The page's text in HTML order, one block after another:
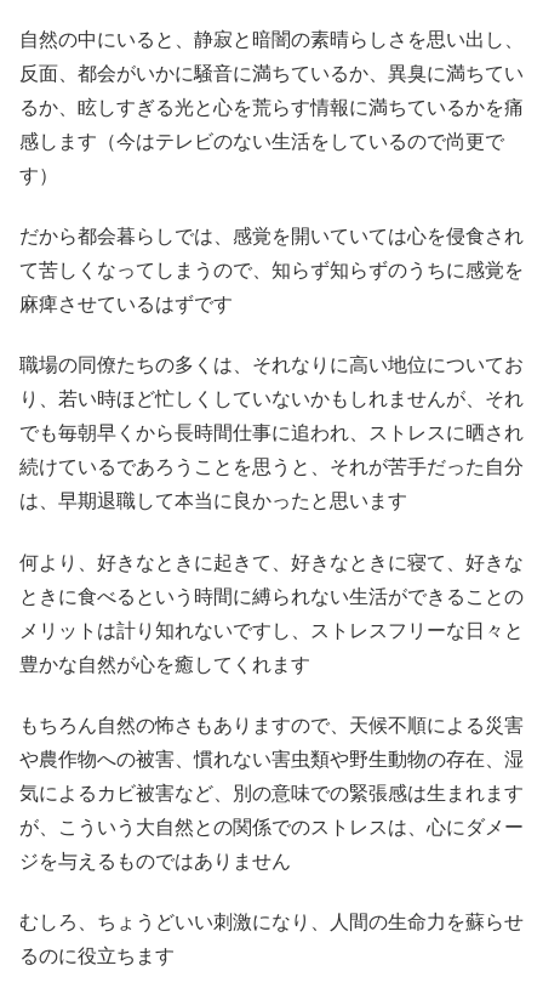
自然の中にいると、静寂と暗闇の素晴らしさを思い出し、
反面、都会がいかに騒音に満ちているか、異臭に満ちてい
るか、眩しすぎる光と心を荒らす情報に満ちているかを痛
感します（今はテレビのない生活をしているので尚更で
す）
だから都会暮らしでは、感覚を開いていては心を侵食され
て苦しくなってしまうので、知らず知らずのうちに感覚を
麻痺させているはずです
職場の同僚たちの多くは、それなりに高い地位についてお
り、若い時ほど忙しくしていないかもしれませんが、それ
でも毎朝早くから長時間仕事に追われ、ストレスに晒され
続けているであろうことを思うと、それが苦手だった自分
は、早期退職して本当に良かったと思います
何より、好きなときに起きて、好きなときに寝て、好きな
ときに食べるという時間に縛られない生活ができることの
メリットは計り知れないですし、ストレスフリーな日々と
豊かな自然が心を癒してくれます
もちろん自然の怖さもありますので、天候不順による災害
や農作物への被害、慣れない害虫類や野生動物の存在、湿
気によるカビ被害など、別の意味での緊張感は生まれます
が、こういう大自然との関係でのストレスは、心にダメー
ジを与えるものではありません
むしろ、ちょうどいい刺激になり、人間の生命力を蘇らせ
るのに役立ちます